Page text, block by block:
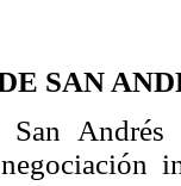
SAN
San